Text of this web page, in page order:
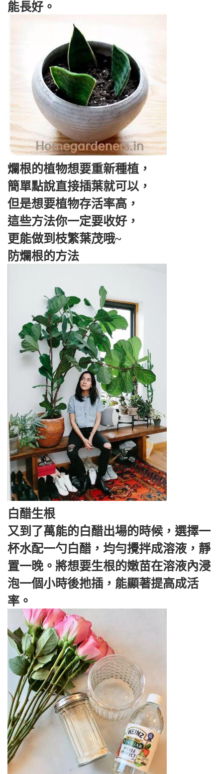
能長好。
爛根的植物想要重新種植，
簡單點說直接插葉就可以，
但是想要植物存活率高，
這些方法你一定要收好，
更能做到枝繁葉茂哦~
防爛根的方法
白醋生根
又到了萬能的白醋出場的時候，選擇一
杯水配一勺白醋，均勻攪拌成溶液，靜
置一晚。將想要生根的嫩苗在溶液內浸
泡一個小時後扡插，能顯著提高成活
率。